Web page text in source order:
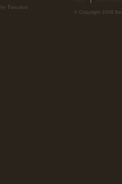
Function
© Copyright 2008